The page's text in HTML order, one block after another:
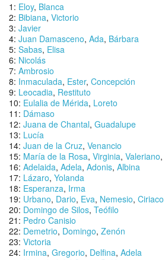
1: Eloy, Blanca
2: Bibiana, Victorio
3: Javier
4: Juan Damasceno, Ada, Bárbara
5: Sabas, Elisa
6: Nicolás
7: Ambrosio
8: Inmaculada, Ester, Concepción
9: Leocadia, Restituto
10: Eulalia de Mérida, Loreto
11: Dámaso
12: Juana de Chantal, Guadalupe
13: Lucía
14: Juan de la Cruz, Venancio
15: María de la Rosa, Virginia, Valeriano,
16: Adelaida, Adela, Adonis, Albina
17: Lázaro, Yolanda
18: Esperanza, Irma
19: Urbano, Dario, Eva, Nemesio, Ciriaco
20: Domingo de Silos, Teófilo
21: Pedro Canisio
22: Demetrio, Domingo, Zenón
23: Victoria
24: Irmina, Gregorio, Delfina, Adela